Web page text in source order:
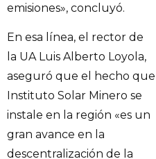
emisiones», concluyó.
En esa línea, el rector de
la UA Luis Alberto Loyola,
aseguró que el hecho que
Instituto Solar Minero se
instale en la región «es un
gran avance en la
descentralización de la